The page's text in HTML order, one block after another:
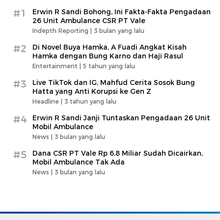
#1
Erwin R Sandi Bohong, Ini Fakta-Fakta Pengadaan
26 Unit Ambulance CSR PT Vale
Indepth Reporting | 3 bulan yang lalu
#2
Di Novel Buya Hamka, A Fuadi Angkat Kisah
Hamka dengan Bung Karno dan Haji Rasul
Entertainment | 5 tahun yang lalu
#3
Live TikTok dan IG, Mahfud Cerita Sosok Bung
Hatta yang Anti Korupsi ke Gen Z
Headline | 3 tahun yang lalu
#4
Erwin R Sandi Janji Tuntaskan Pengadaan 26 Unit
Mobil Ambulance
News | 3 bulan yang lalu
#5
Dana CSR PT Vale Rp 6,8 Miliar Sudah Dicairkan,
Mobil Ambulance Tak Ada
News | 3 bulan yang lalu